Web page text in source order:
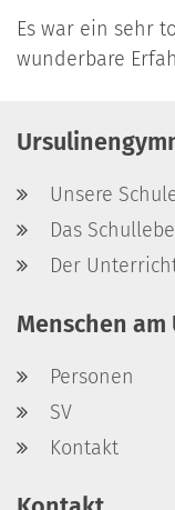
Es war ein sehr
wunderbare
Unsere
Das
Der
Menschen am
Personen
SV
Kontakt